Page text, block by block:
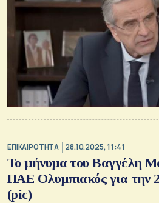
ΕΠΙΚΑΙΡΟΤΗΤΑ 28.10.2025, 11:41
Το μήνυμα του Βαγγέλη
ΠΑΕ Ολυμπιακός για την
(pic)